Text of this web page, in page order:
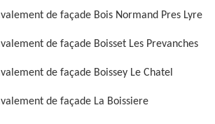
de façade Bois Normand Pres Lyre
de façade Boisset Les Prevanches
de façade Boissey Le Chatel
de façade La Boissiere